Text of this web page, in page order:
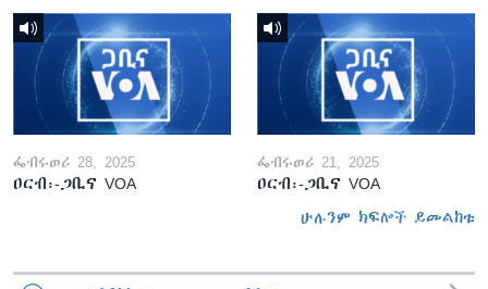
ፌብሩወሪ 28, 2025
ዐርብ፡-ጋቢና VOA
ፌብሩወሪ 21, 2025
ዐርብ፡-ጋቢና VOA
ሁሉንም ክፍሎች ይመልከቱ